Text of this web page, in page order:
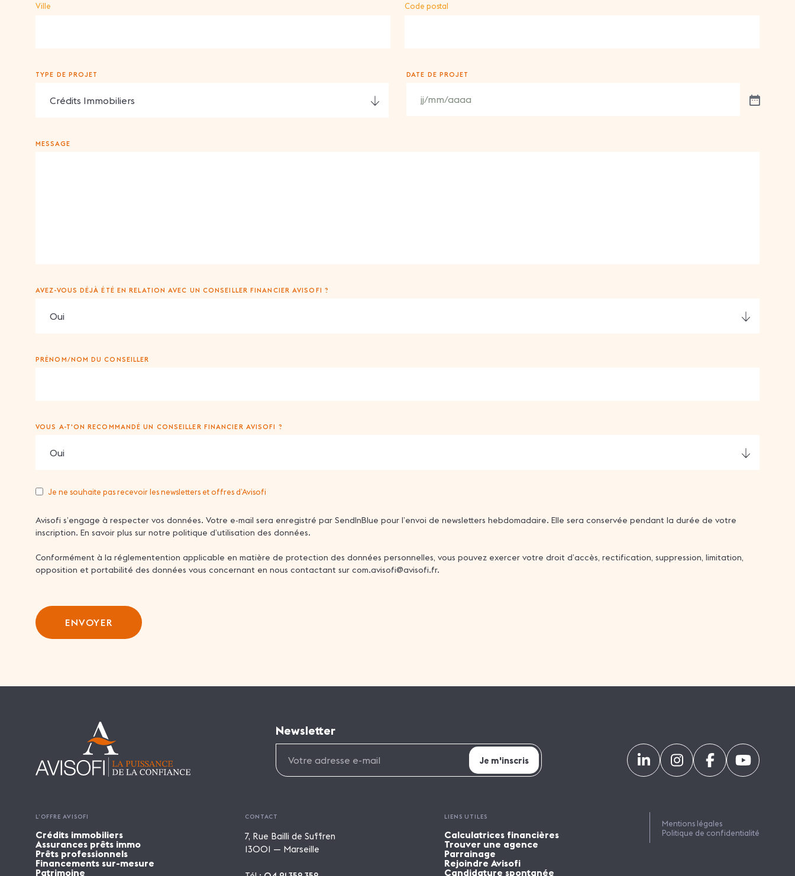
Ville Code postal
TYPE DE PROJET DATE DE PROJET
MESSAGE
AVEZ-VOUS DÉJÀ ÉTÉ EN RELATION AVEC UN CONSEILLER FINANCIER AVISOFI ?
PRÉNOM/NOM DU CONSEILLER
VOUS A-T'ON RECOMMANDÉ UN CONSEILLER FINANCIER AVISOFI ?
NEWSLETTER
Je ne souhaite pas recevoir les newsletters et offres d’Avisofi
Avisofi s’engage à respecter vos données. Votre e-mail sera enregistré par SendInBlue pour l’envoi de newsletters hebdomadaire. Elle sera conservée pendant la durée de votre
inscription. En savoir plus sur notre politique d’utilisation des données.
Conformément à la réglementention applicable en matière de protection des données personnelles, vous pouvez exercer votre droit d’accès, rectification, suppression, limitation,
opposition et portabilité des données vous concernant en nous contactant sur com.avisofi@avisofi.fr.
ENVOYER
Newsletter
L’OFFRE AVISOFI
Crédits immobiliers
Assurances prêts immo
Prêts professionnels
Financements sur-mesure
Patrimoine
CONTACT
7, Rue Bailli de Suffren
13001 — Marseille
LIENS UTILES
Calculatrices financières
Trouver une agence
Parrainage
Rejoindre Avisofi
Candidature spontanée
Mentions légales
Politique de confidentialité